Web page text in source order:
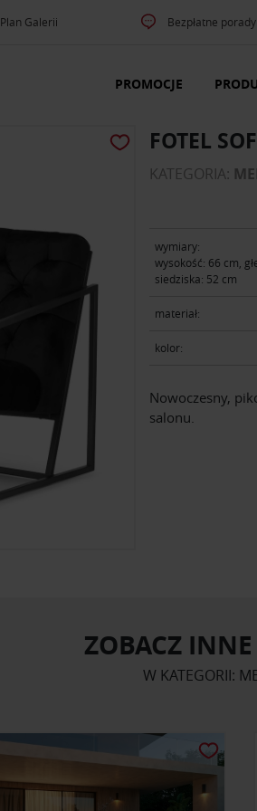
Plan Galerii Bezpłatne porady
PROMOCJE
FOTEL
KATEGORIA:
wymiary:
wysokość: 66 cm,
siedziska: 52 cm
materiał:
kolor:
Nowoczesny,
salonu.
ZOBACZ
W KATEGORII: